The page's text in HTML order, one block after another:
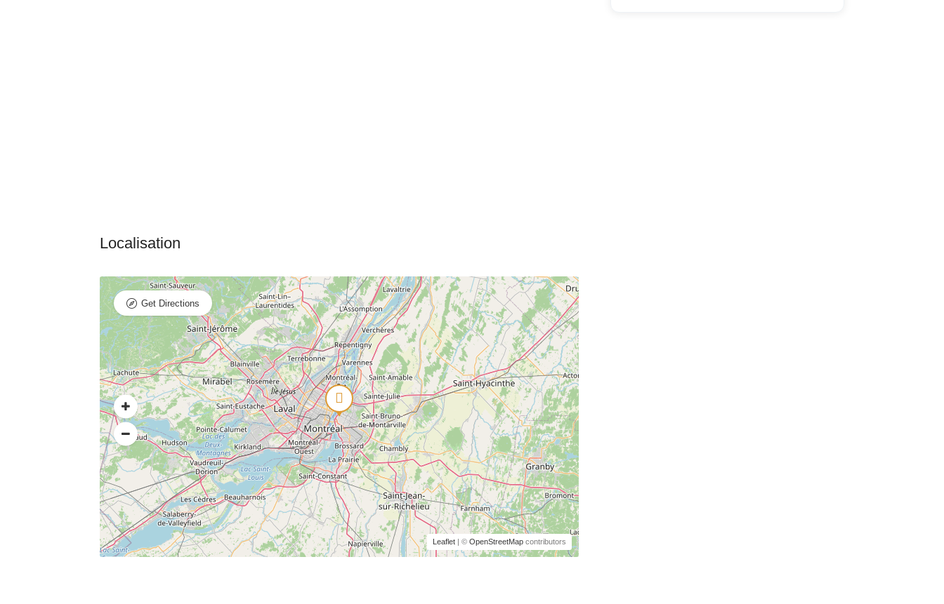
Leaflet| © OpenStreetMapcontributors
Get Directions